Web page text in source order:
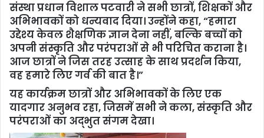
संस्था प्रधान विशाल पटवारी ने सभी छात्रों, शिक्षकों और
अभिभावकों को धन्यवाद दिया। उन्होंने कहा, “हमारा
उद्देश्य केवल शैक्षणिक ज्ञान देना नहीं, बल्कि बच्चों को
अपनी संस्कृति और परंपराओं से भी परिचित कराना है।
आज छात्रों ने जिस तरह उत्साह के साथ प्रदर्शन किया,
वह हमारे लिए गर्व की बात है।”
यह कार्यक्रम छात्रों और अभिभावकों के लिए एक
यादगार अनुभव रहा, जिसमें सभी ने कला, संस्कृति और
परंपराओं का अद्भुत संगम देखा।